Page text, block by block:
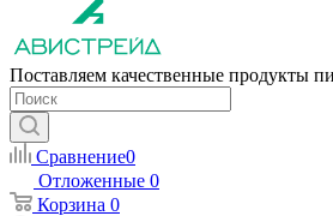
Поставляем качественные продукты
Сравнение0
Отложенные 0
Корзина 0